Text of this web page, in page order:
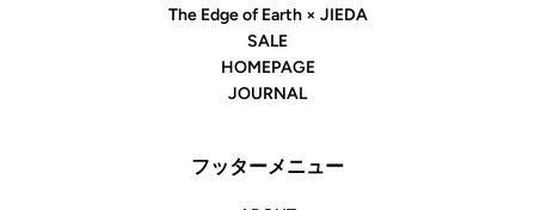
The Edge of Earth × JIEDA
SALE
HOMEPAGE
JOURNAL
フッターメニュー